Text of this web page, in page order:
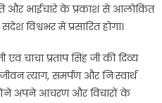
और भाईचारे के प्रकाश से आलोकित
विश्वभर में प्रसारित होगा।
चाचा प्रताप सिंह जी की दिव्य
त्याग, समर्पण और निःस्वार्थ
अपने आचरण और विचारों के